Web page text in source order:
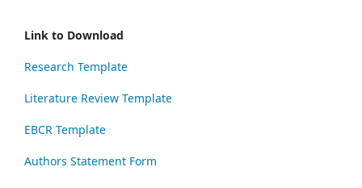
Link to Download
Research Template
Literature Review Template
EBCR Template
Authors Statement Form